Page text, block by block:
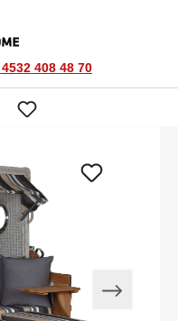
408 48 70